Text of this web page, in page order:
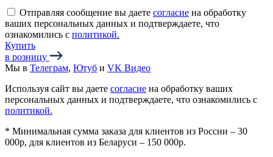
Отправляя сообщение вы даете согласие на обработку
ваших персональных данных и подтверждаете, что
ознакомились с политикой.
Купить
в розницу
Мы в Телеграм, Ютуб и VK Видео
Используя сайт вы даете согласие на обработку ваших
персональных данных и подтверждаете, что ознакомились с
политикой.
* Минимальная сумма заказа для клиентов из России – 30
000р, для клиентов из Беларуси – 150 000р.